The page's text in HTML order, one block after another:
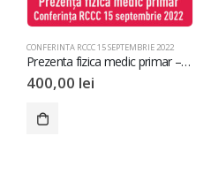
CONFERINTA RCCC 15 SEPTEMBRIE 2022
Prezenta fizica medic primar – Conferinta RCCC 15 septembrie 2022
400,00 lei